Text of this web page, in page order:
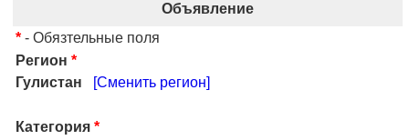
Объявление
* - Обязтельные поля
Регион *
Гулистан
[Сменить регион]
Категория *